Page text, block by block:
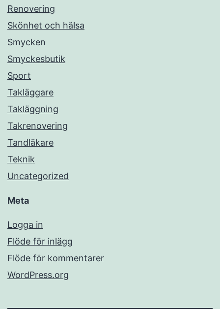
Renovering
Skönhet och hälsa
Smycken
Smyckesbutik
Sport
Takläggare
Takläggning
Takrenovering
Tandläkare
Teknik
Uncategorized
Meta
Logga in
Flöde för inlägg
Flöde för kommentarer
WordPress.org